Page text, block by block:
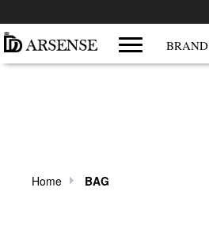
쇼핑몰 카테고리 BRAND
Home BAG